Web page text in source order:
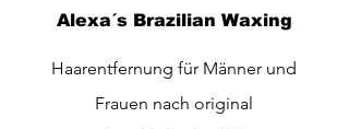
Alexa´s Brazilian Waxing
Haarentfernung für Männer und
Frauen nach original